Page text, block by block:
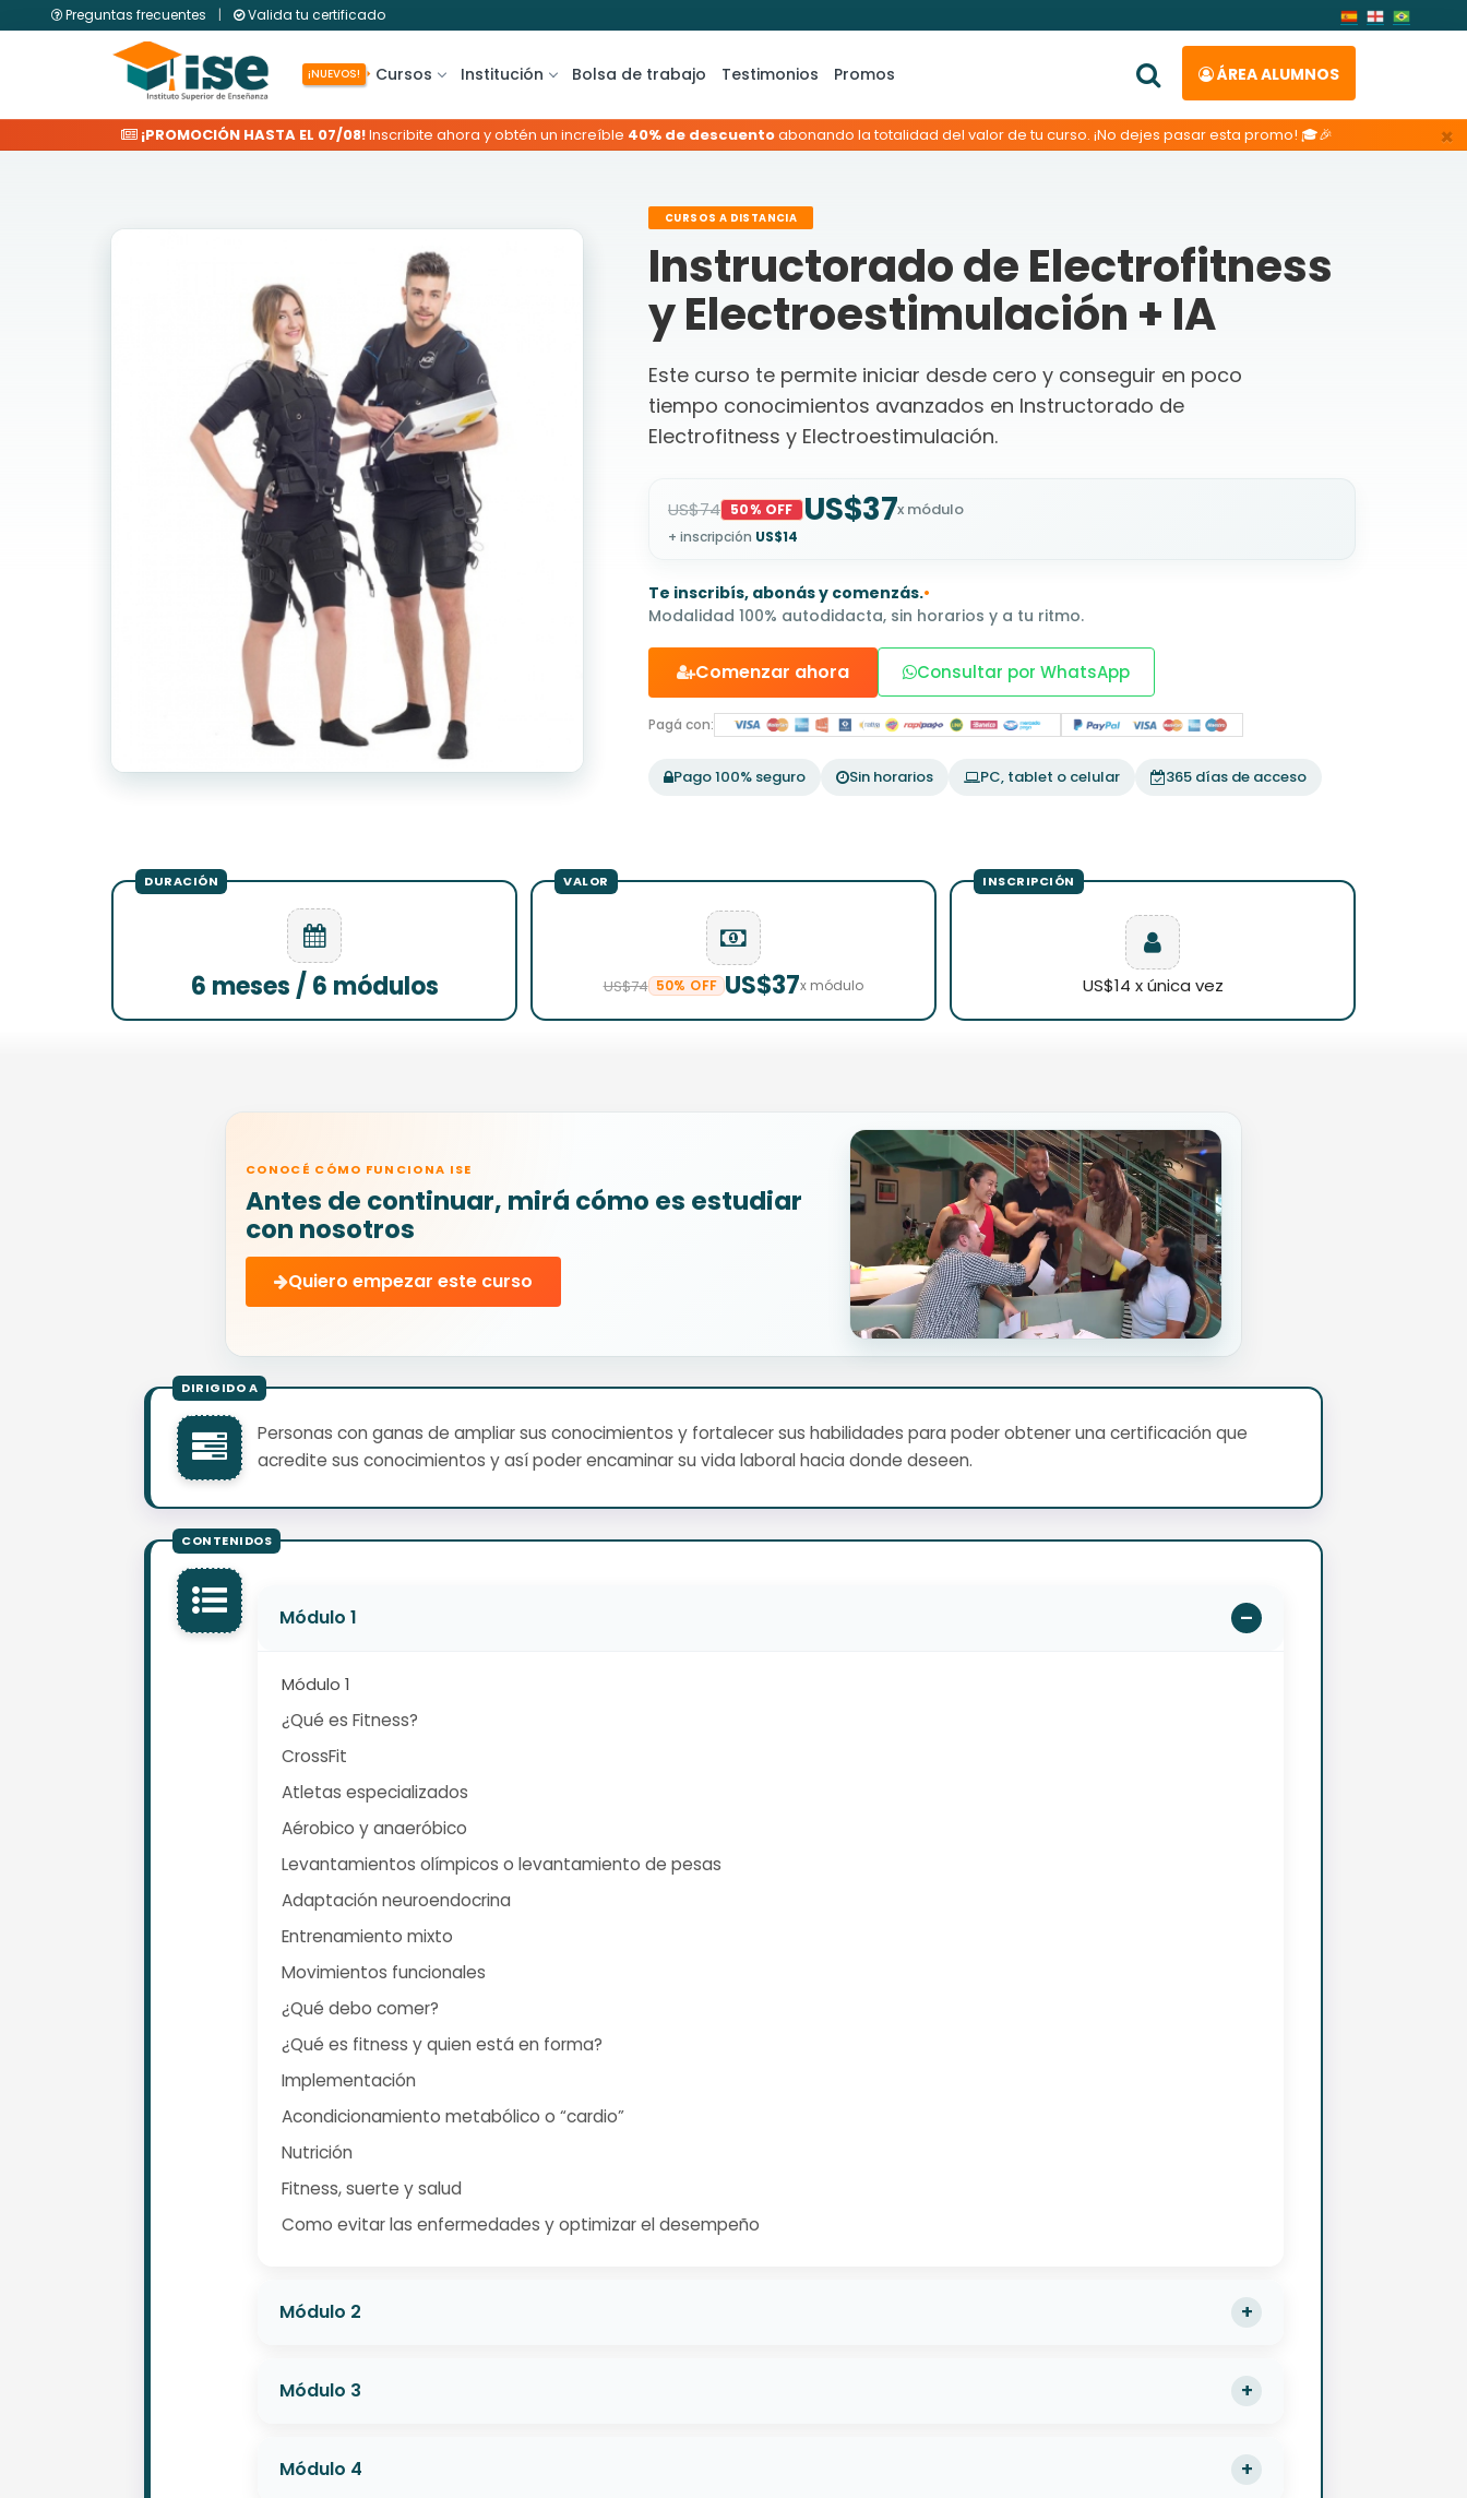
Preguntas frecuentes | Valida tu certificado
¡NUEVOS! Cursos Institución Bolsa de trabajo Testimonios Promos ÁREA ALUMNOS
×
¡PROMOCIÓN HASTA EL 07/08!Inscribite ahora y obtén un increíble 40% de descuentoabonando la totalidad del valor de tu curso. ¡No dejes pasar esta promo! 🎓🎉
CURSOS A DISTANCIA
Instructorado de Electrofitness
y Electroestimulación + IA
Este curso te permite iniciar desde cero y conseguir en poco
tiempo conocimientos avanzados en Instructorado de
Electrofitness y Electroestimulación.
US$74 50% OFF US$37x módulo
+ inscripción US$14
Te inscribís, abonás y comenzás.•
Modalidad 100% autodidacta, sin horarios y a tu ritmo.
Comenzar ahora Consultar por WhatsApp
Pagá con:
Pago 100% seguro Sin horarios PC, tablet o celular 365 días de acceso
6 meses / 6 módulos US$74 50% OFF US$37x módulo US$14 x única vez
CONOCÉ CÓMO FUNCIONA ISE
Antes de continuar, mirá cómo es estudiar
con nosotros
Quiero empezar este curso
Personas con ganas de ampliar sus conocimientos y fortalecer sus habilidades para poder obtener una certificación que
acredite sus conocimientos y así poder encaminar su vida laboral hacia donde deseen.
Módulo 1
Módulo 1
¿Qué es Fitness?
CrossFit
Atletas especializados
Aérobico y anaeróbico
Levantamientos olímpicos o levantamiento de pesas
Adaptación neuroendocrina
Entrenamiento mixto
Movimientos funcionales
¿Qué debo comer?
¿Qué es fitness y quien está en forma?
Implementación
Acondicionamiento metabólico o “cardio”
Nutrición
Fitness, suerte y salud
Como evitar las enfermedades y optimizar el desempeño
Módulo 2
Módulo 3
Módulo 4